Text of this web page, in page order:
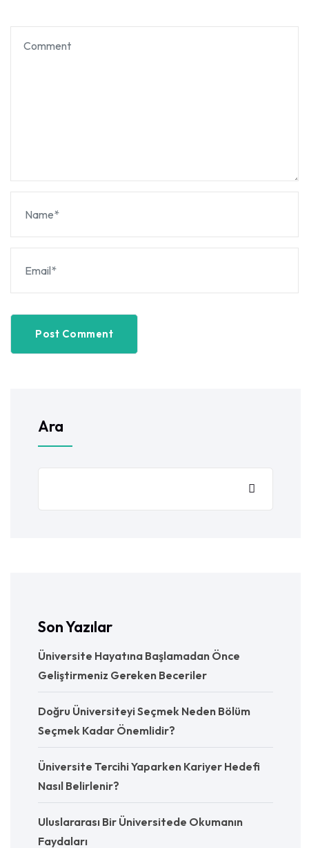
Post Comment
Ara
Son Yazılar
Üniversite Hayatına Başlamadan Önce
Geliştirmeniz Gereken Beceriler
Doğru Üniversiteyi Seçmek Neden Bölüm
Seçmek Kadar Önemlidir?
Üniversite Tercihi Yaparken Kariyer Hedefi
Nasıl Belirlenir?
Uluslararası Bir Üniversitede Okumanın
Faydaları